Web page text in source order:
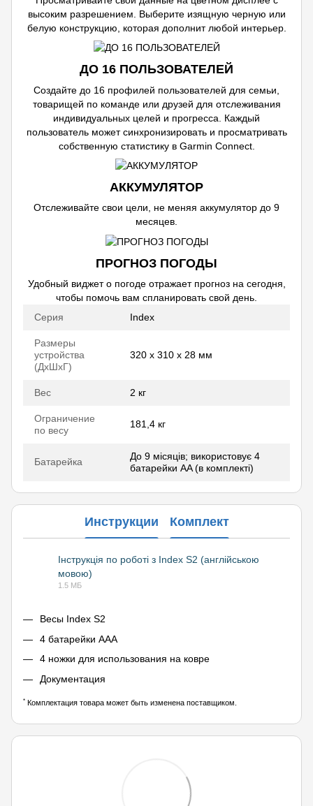
высоким разрешением. Выберите изящную черную или
белую конструкцию, которая дополнит любой интерьер.
ДО 16 ПОЛЬЗОВАТЕЛЕЙ
Создайте до 16 профилей пользователей для семьи,
товарищей по команде или друзей для отслеживания
индивидуальных целей и прогресса. Каждый
пользователь может синхронизировать и просматривать
собственную статистику в Garmin Connect.
АККУМУЛЯТОР
Отслеживайте свои цели, не меняя аккумулятор до 9
месяцев.
ПРОГНОЗ ПОГОДЫ
Удобный виджет о погоде отражает прогноз на сегодня,
чтобы помочь вам спланировать свой день.
Серия
Index
Размеры
устройства
(ДхШхГ)
320 x 310 x 28 мм
Вес 2 кг
Ограничение
по весу
181,4 кг
Батарейка
До 9 місяців; використовує 4
батарейки AA (в комплекті)
Инструкции Комплект
Інструкція по роботі з Index S2 (англійською
мовою)
1.5 МБ
Весы Index S2
4 батарейки ААА
4 ножки для использования на ковре
Документация
* Комплектация товара может быть изменена поставщиком.